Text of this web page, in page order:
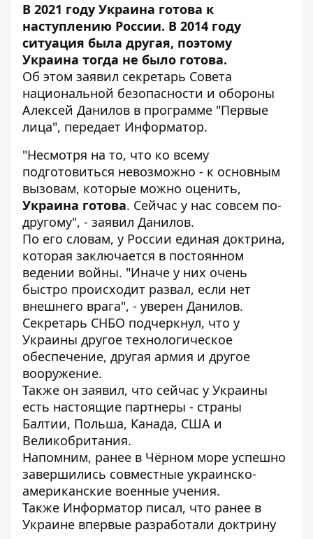
В 2021 году Украина готова к
наступлению России. В 2014 году
ситуация была другая, поэтому
Украина тогда не было готова.
Об этом заявил секретарь Совета
национальной безопасности и обороны
Алексей Данилов в программе "Первые
лица", передает Информатор.
"Несмотря на то, что ко всему
подготовиться невозможно - к основным
вызовам, которые можно оценить,
Украина готова. Сейчас у нас совсем по-
другому", - заявил Данилов.
По его словам, у России единая доктрина,
которая заключается в постоянном
ведении войны. "Иначе у них очень
быстро происходит развал, если нет
внешнего врага", - уверен Данилов.
Секретарь СНБО подчеркнул, что у
Украины другое технологическое
обеспечение, другая армия и другое
вооружение.
Также он заявил, что сейчас у Украины
есть настоящие партнеры - страны
Балтии, Польша, Канада, США и
Великобритания.
Напомним, ранее в Чёрном море успешно
завершились совместные украинско-
американские военные учения.
Также Информатор писал, что ранее в
Украине впервые разработали доктрину